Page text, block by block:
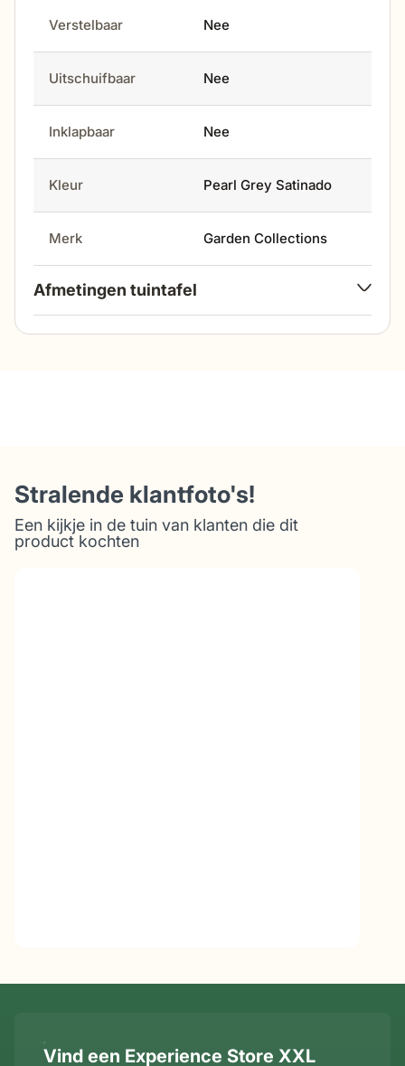
Verstelbaar Nee
Uitschuifbaar Nee
Inklapbaar Nee
Kleur Pearl Grey Satinado
Merk Garden Collections
Afmetingen tuintafel
hoogte onderzijde
tafelblad
72 cm
Stralende klantfoto's!
Een kijkje in de tuin van klanten die dit
product kochten
Vind een Experience Store XXL